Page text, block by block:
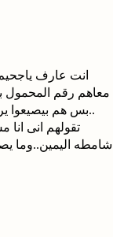
انت عارف
معاهم رقم المحمول
..بس هم بيصيعوا
تقولهم انى
شامطه اليمين..وما